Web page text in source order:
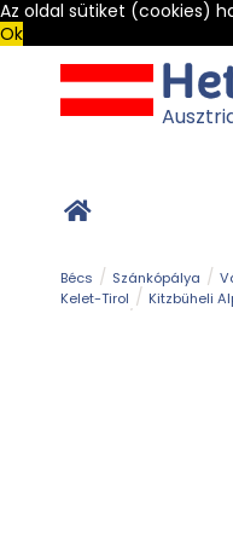
Az oldal sütiket (cookies)
Ok
Bécs Szánkópálya
Kelet-Tirol
Kitzbüheli